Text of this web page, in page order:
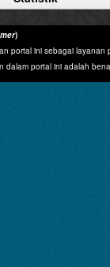
)
portal ini sebagai
dalam portal ini adalah